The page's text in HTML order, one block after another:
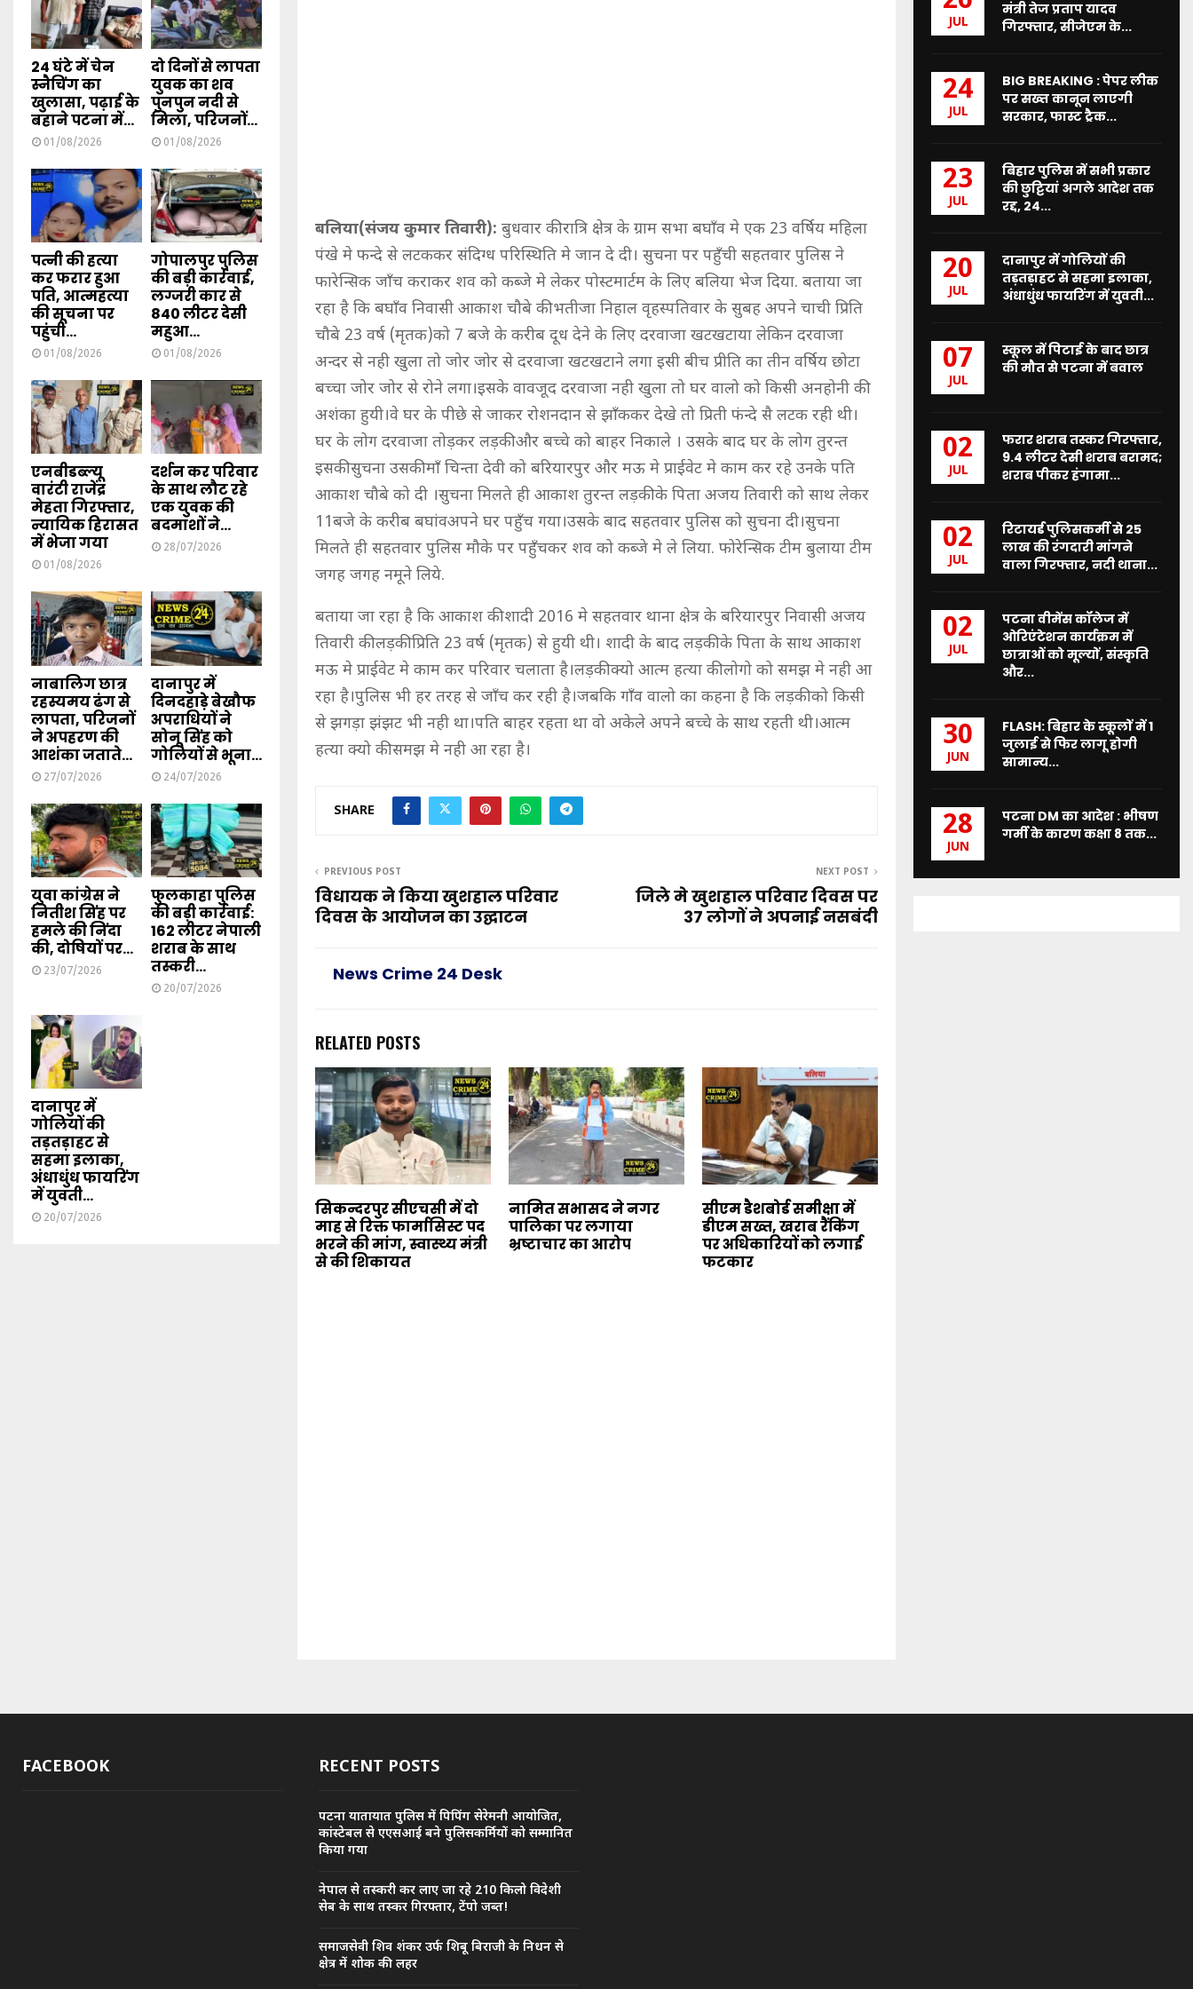
बलिया(संजय कुमार तिवारी): बुधवार की रात्रि क्षेत्र के ग्राम सभा बघाँव मे एक 23 वर्षिय महिला
पंखे मे फन्दे से लटककर संदिग्ध परिस्थिति मे जान दे दी। सुचना पर पहुँची सहतवार पुलिस ने
फारेन्सिक जाँच कराकर शव को कब्जे मे लेकर पोस्टमार्टम के लिए बलिया भेज दिया. बताया जा
रहा है कि बघाँव निवासी आकाश चौबे की भतीजा निहाल वृहस्पतिवार के सुबह अपने चाची प्रिति
चौबे 23 वर्ष (मृतक)को 7 बजे के करीब दूध देने के लिए दरवाजा खटखटाया लेकिन दरवाजा
अन्दर से नही खुला तो जोर जोर से दरवाजा खटखटाने लगा इसी बीच प्रीति का तीन वर्षिय छोटा
बच्चा जोर जोर से रोने लगा।इसके वावजूद दरवाजा नही खुला तो घर वालो को किसी अनहोनी की
अशंका हुयी।वे घर के पीछे से जाकर रोशनदान से झाँककर देखे तो प्रिती फंन्दे सै लटक रही थी।
घर के लोग दरवाजा तोड़कर लड़की और बच्चे को बाहर निकाले । उसके बाद घर के लोग तुरन्त
इसकी सुचना उसकी माँ चिन्ता देवी को बरियारपुर और मऊ मे प्राईवेट मे काम कर रहे उनके पति
आकाश चौबे को दी ।सुचना मिलते ही आकाश तुरन्त लड़की के पिता अजय तिवारी को साथ लेकर
11बजे के करीब बघांवअपने घर पहुँच गया।उसके बाद सहतवार पुलिस को सुचना दी।सुचना
मिलते ही सहतवार पुलिस मौके पर पहुँचकर शव को कब्जे मे ले लिया. फोरेन्सिक टीम बुलाया टीम
जगह जगह नमूने लिये.
बताया जा रहा है कि आकाश की शादी 2016 मे सहतवार थाना क्षेत्र के बरियारपुर निवासी अजय
तिवारी की लड़की प्रिति 23 वर्ष (मृतक) से हुयी थी। शादी के बाद लड़की के पिता के साथ आकाश
मऊ मे प्राईवेट मे काम कर परिवार चलाता है।लड़की क्यो आत्म हत्या की लोगो को समझ मे नही आ
रहा है।पुलिस भी हर तरह से जाँच कर रही है।जबकि गाँव वालो का कहना है कि लड़की को किसी
से झगड़ा झंझट भी नही था।पति बाहर रहता था वो अकेले अपने बच्चे के साथ रहती थी।आत्म
हत्या क्यो की समझ मे नही आ रहा है।
SHARE
PREVIOUS POST
विधायक ने किया खुशहाल परिवार
दिवस के आयोजन का उद्घाटन
NEXT POST
जिले मे खुशहाल परिवार दिवस पर
37 लोगों ने अपनाई नसबंदी
News Crime 24 Desk
RELATED POSTS
सिकन्दरपुर सीएचसी में दो
माह से रिक्त फार्मासिस्ट पद
भरने की मांग, स्वास्थ्य मंत्री
से की शिकायत
नामित सभासद ने नगर
पालिका पर लगाया
भ्रष्टाचार का आरोप
सीएम डैशबोर्ड समीक्षा में
डीएम सख्त, खराब रैंकिंग
पर अधिकारियों को लगाई
फटकार
24 घंटे में चेन
स्नैचिंग का
खुलासा, पढ़ाई के
बहाने पटना में...
01/08/2026
दो दिनों से लापता
युवक का शव
पुनपुन नदी से
मिला, परिजनों...
01/08/2026
पत्नी की हत्या
कर फरार हुआ
पति, आत्महत्या
की सूचना पर
पहुंची...
01/08/2026
गोपालपुर पुलिस
की बड़ी कार्रवाई,
लग्जरी कार से
840 लीटर देसी
महुआ...
01/08/2026
एनबीडब्ल्यू
वारंटी राजेंद्र
मेहता गिरफ्तार,
न्यायिक हिरासत
में भेजा गया
01/08/2026
दर्शन कर परिवार
के साथ लौट रहे
एक युवक की
बदमाशों ने...
28/07/2026
नाबालिग छात्र
रहस्यमय ढंग से
लापता, परिजनों
ने अपहरण की
आशंका जताते...
27/07/2026
दानापुर में
दिनदहाड़े बेखौफ
अपराधियों ने
सोनू सिंह को
गोलियों से भूना...
24/07/2026
युवा कांग्रेस ने
नितीश सिंह पर
हमले की निंदा
की, दोषियों पर...
23/07/2026
फुलकाहा पुलिस
की बड़ी कार्रवाई:
162 लीटर नेपाली
शराब के साथ
तस्करी...
20/07/2026
दानापुर में
गोलियों की
तड़तड़ाहट से
सहमा इलाका,
अंधाधुंध फायरिंग
में युवती...
20/07/2026
JUL
मंत्री तेज प्रताप यादव
गिरफ्तार, सीजेएम के...
24
JUL
BIG BREAKING : पेपर लीक
पर सख्त कानून लाएगी
सरकार, फास्ट ट्रैक...
23
JUL
बिहार पुलिस में सभी प्रकार
की छुट्टियां अगले आदेश तक
रद्द, 24...
20
JUL
दानापुर में गोलियों की
तड़तड़ाहट से सहमा इलाका,
अंधाधुंध फायरिंग में युवती...
07
JUL
स्कूल में पिटाई के बाद छात्र
की मौत से पटना में बवाल
02
JUL
फरार शराब तस्कर गिरफ्तार,
9.4 लीटर देसी शराब बरामद;
शराब पीकर हंगामा...
02
JUL
रिटायर्ड पुलिसकर्मी से 25
लाख की रंगदारी मांगने
वाला गिरफ्तार, नदी थाना...
02
JUL
पटना वीमेंस कॉलेज में
ओरिएंटेशन कार्यक्रम में
छात्राओं को मूल्यों, संस्कृति
और...
30
JUN
FLASH: बिहार के स्कूलों में 1
जुलाई से फिर लागू होगी
सामान्य...
28
JUN
पटना DM का आदेश : भीषण
गर्मी के कारण कक्षा 8 तक...
FACEBOOK RECENT POSTS
पटना यातायात पुलिस में पिपिंग सेरेमनी आयोजित,
कांस्टेबल से एएसआई बने पुलिसकर्मियों को सम्मानित
किया गया
नेपाल से तस्करी कर लाए जा रहे 210 किलो विदेशी
सेब के साथ तस्कर गिरफ्तार, टेंपो जब्त!
समाजसेवी शिव शंकर उर्फ शिबू बिराजी के निधन से
क्षेत्र में शोक की लहर